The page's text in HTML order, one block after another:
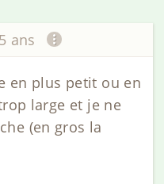
ans
en plus petit ou en
large et je ne
(en gros la